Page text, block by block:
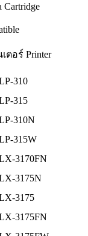
Cartridge
ตอร์ Printer
310
315
310N
315W
3170FN
3175N
3175
3175FN